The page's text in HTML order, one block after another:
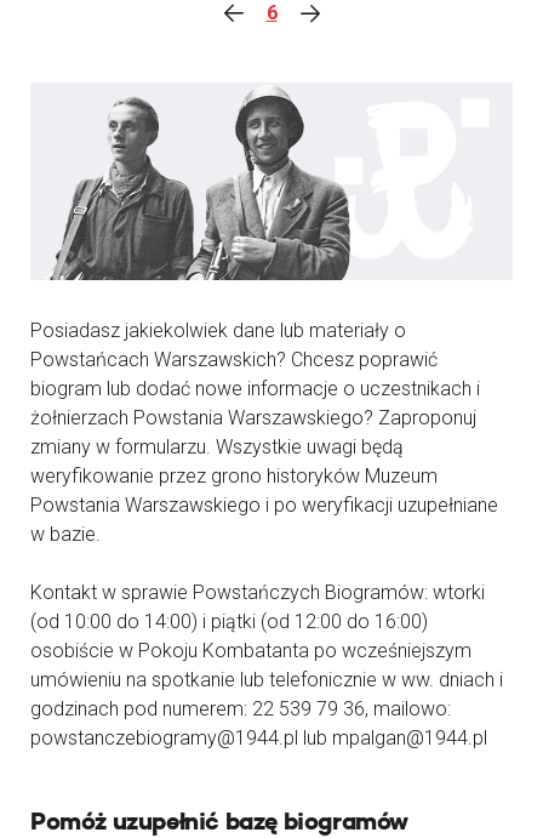
6
Posiadasz jakiekolwiek dane lub materiały o
Powstańcach Warszawskich? Chcesz poprawić
biogram lub dodać nowe informacje o uczestnikach i
żołnierzach Powstania Warszawskiego? Zaproponuj
zmiany w formularzu. Wszystkie uwagi będą
weryfikowanie przez grono historyków Muzeum
Powstania Warszawskiego i po weryfikacji uzupełniane
w bazie.
Kontakt w sprawie Powstańczych Biogramów: wtorki
(od 10:00 do 14:00) i piątki (od 12:00 do 16:00)
osobiście w Pokoju Kombatanta po wcześniejszym
umówieniu na spotkanie lub telefonicznie w ww. dniach i
godzinach pod numerem: 22 539 79 36, mailowo:
powstanczebiogramy@1944.pl lub mpalgan@1944.pl
Pomóż uzupełnić bazę biogramów